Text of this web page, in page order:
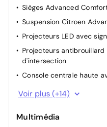
Sièges Advanced
Suspension Citroen
Projecteurs LED avec
Projecteurs
d'intersection
Console centrale haute
Aide au stationnement AR
Siège conducteur
Voir plus (+14)
Multimédia